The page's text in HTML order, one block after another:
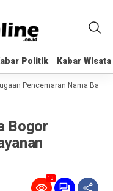
Politik Kabar Wisata
Politik Kabar Wisata
Pencemaran Nama Baik
Bogor
13